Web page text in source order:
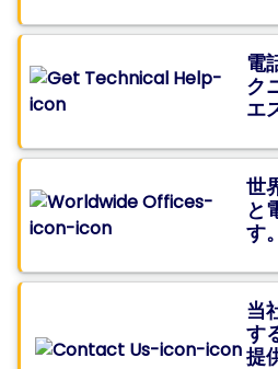
電
ク
エ
世
と
す。
当
す
提